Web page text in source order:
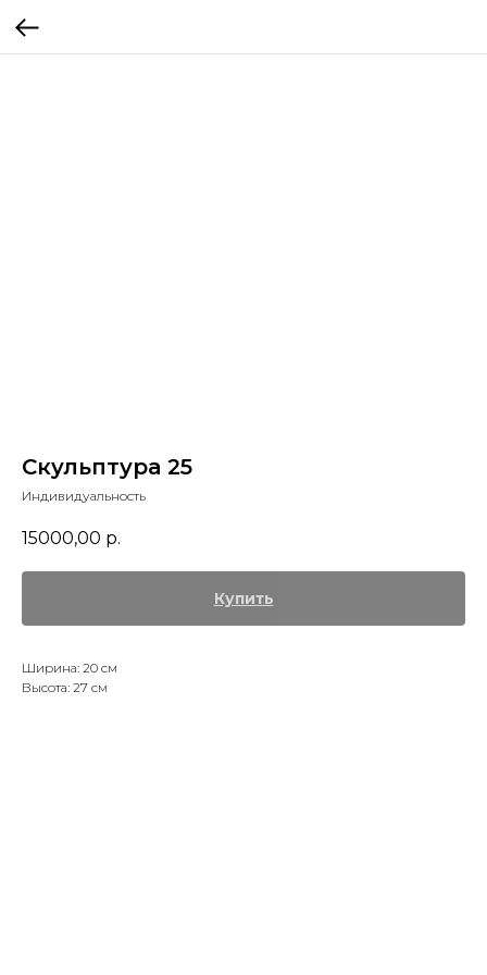
Скульптура 25
Индивидуальность
15000,00 р.
Купить
Ширина: 20 см
Высота: 27 см